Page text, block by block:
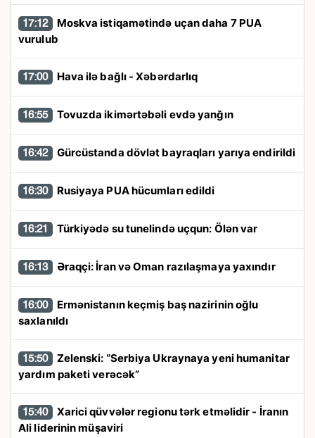
17:12
vurulub
17:00 Hava ilə bağlı - Xəbərdarlıq
16:55 Tovuzda ikimərtəbəli evdə yanğın
16:42 Gürcüstanda dövlət bayraqları yarıya endirildi
16:30 Rusiyaya PUA hücumları edildi
16:21 Türkiyədə su tunelində uçqun: Ölən var
16:13 Əraqçi: İran və Oman razılaşmaya yaxındır
16:00
saxlanıldı
15:50
yardım paketi verəcək”
15:40
Ali liderinin müşaviri